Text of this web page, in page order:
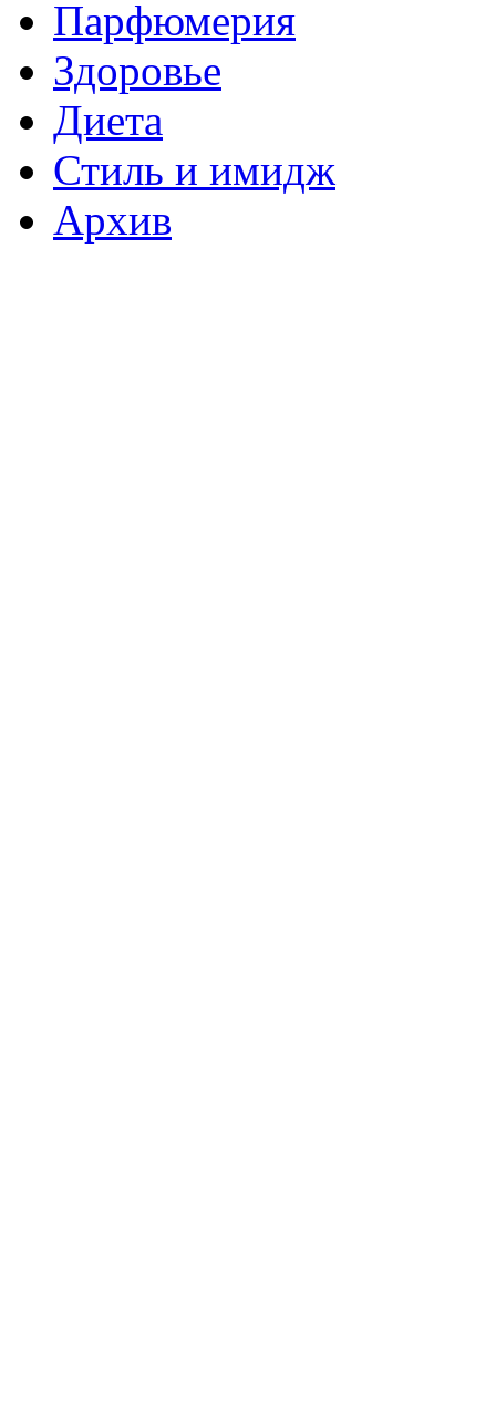
Парфюмерия
Здоровье
Диета
Стиль и имидж
Архив